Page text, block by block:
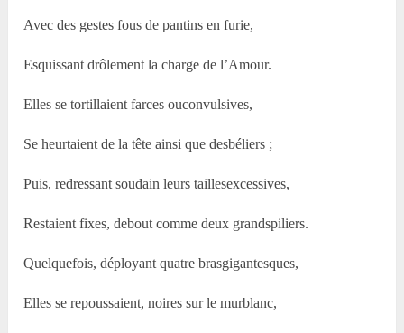
Avec des gestes fous de pantins en furie,
Esquissant drôlement la charge de l’Amour.
Elles se tortillaient farces ouconvulsives,
Se heurtaient de la tête ainsi que desbéliers ;
Puis, redressant soudain leurs taillesexcessives,
Restaient fixes, debout comme deux grandspiliers.
Quelquefois, déployant quatre brasgigantesques,
Elles se repoussaient, noires sur le murblanc,